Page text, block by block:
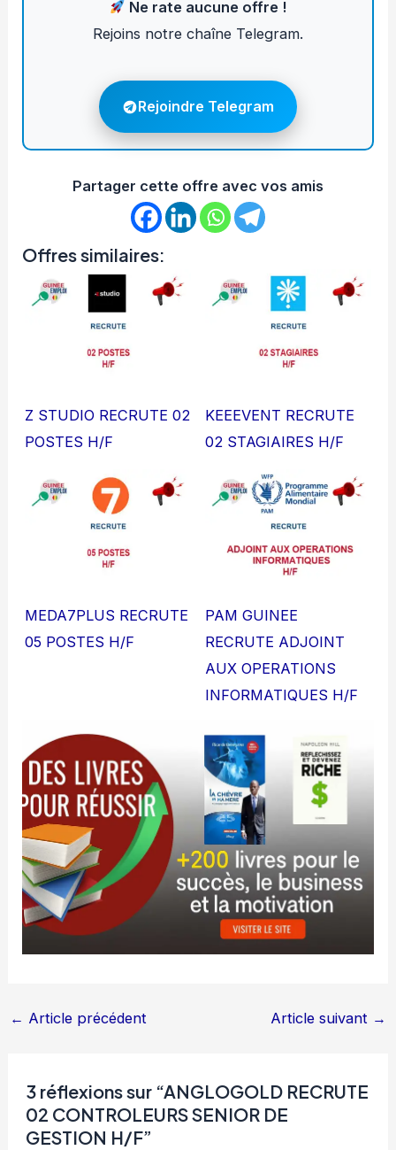
Ne rate aucune offre !
Rejoins notre chaîne Telegram.
Rejoindre Telegram
Partager cette offre avec vos amis
Offres similaires:
Z STUDIO RECRUTE 02
POSTES H/F
KEEEVENT RECRUTE
02 STAGIAIRES H/F
MEDA7PLUS RECRUTE
05 POSTES H/F
PAM GUINEE
RECRUTE ADJOINT
AUX OPERATIONS
INFORMATIQUES H/F
← Article précédent Article suivant →
3 réflexions sur “ANGLOGOLD RECRUTE
02 CONTROLEURS SENIOR DE
GESTION H/F”